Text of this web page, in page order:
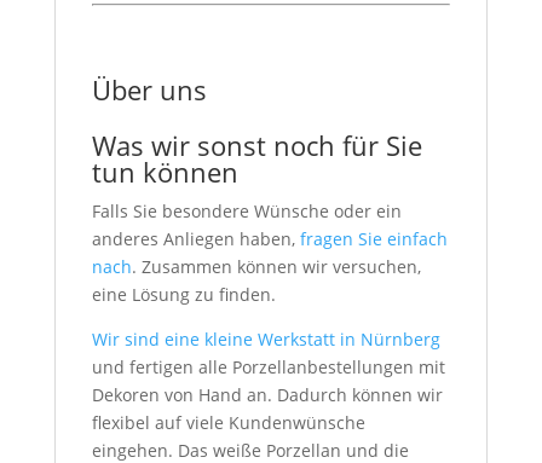
Über uns
Was wir sonst noch für Sie
tun können
Falls Sie besondere Wünsche oder ein
anderes Anliegen haben, fragen Sie einfach
nach. Zusammen können wir versuchen,
eine Lösung zu finden.
Wir sind eine kleine Werkstatt in Nürnberg
und fertigen alle Porzellanbestellungen mit
Dekoren von Hand an. Dadurch können wir
flexibel auf viele Kundenwünsche
eingehen. Das weiße Porzellan und die